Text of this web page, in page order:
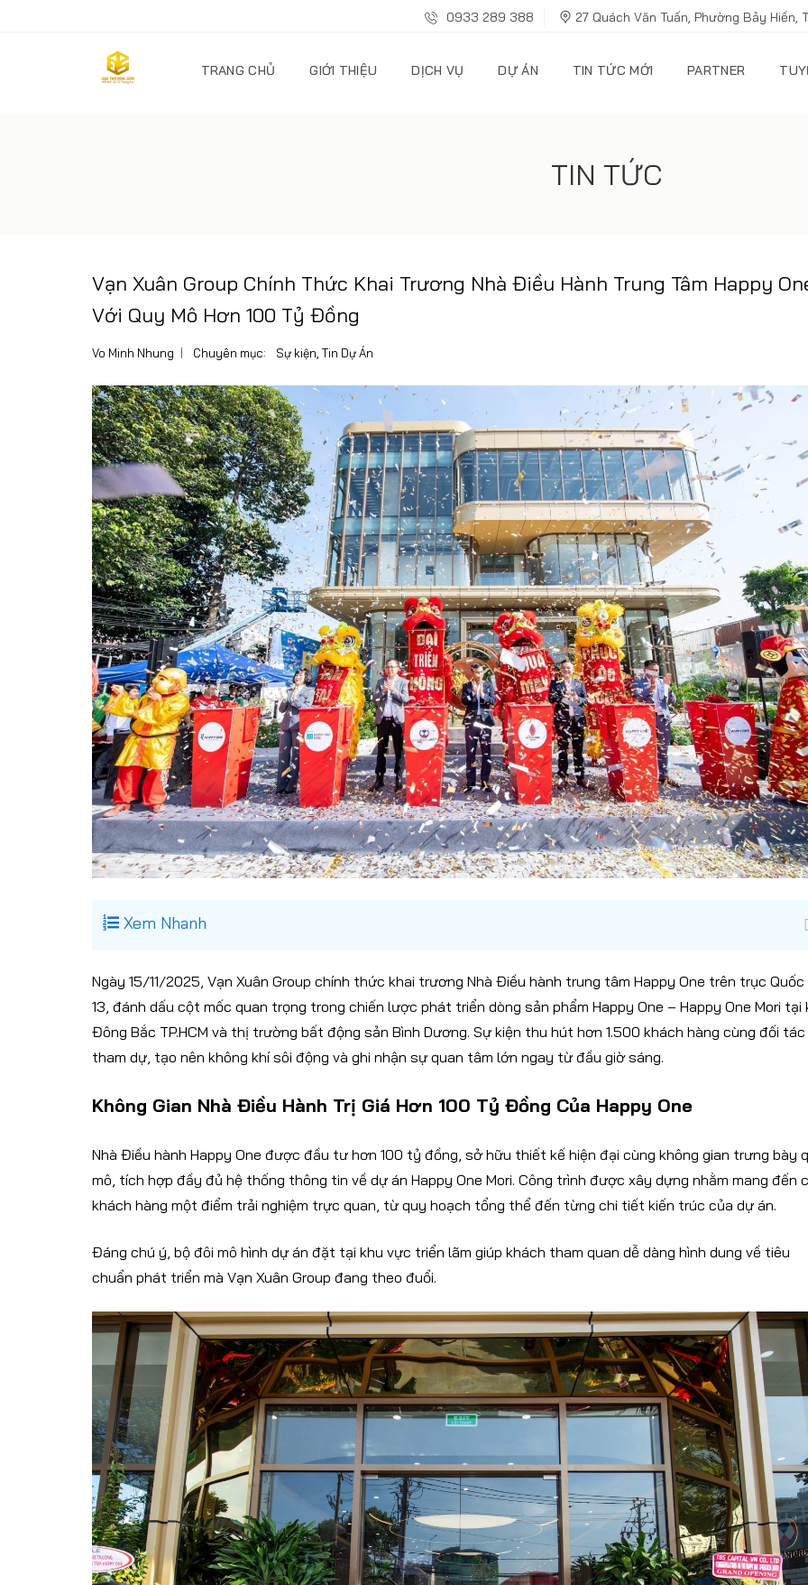
0933 289 388 27 Quách Văn Tuấn, Phường Bảy Hiền,
TRANG CHỦ GIỚI THIỆU DỊCH VỤ DỰ ÁN TIN TỨC MỚI PARTNER
TIN TỨC
Vạn Xuân Group Chính Thức Khai Trương Nhà Điều Hành Trung Tâm Happy
Với Quy Mô Hơn 100 Tỷ Đồng
Vo Minh Nhung Chuyên mục: Sự kiện Tin Dự Án
Xem Nhanh
Ngày 15/11/2025, Vạn Xuân Group chính thức khai trương Nhà Điều hành trung tâm Happy One trên trục Quốc
13, đánh dấu cột mốc quan trọng trong chiến lược phát triển dòng sản phẩm Happy One – Happy One Mori tại
Đông Bắc TP.HCM và thị trường bất động sản Bình Dương. Sự kiện thu hút hơn 1.500 khách hàng cùng đối tác
tham dự, tạo nên không khí sôi động và ghi nhận sự quan tâm lớn ngay từ đầu giờ sáng.
Không Gian Nhà Điều Hành Trị Giá Hơn 100 Tỷ Đồng Của Happy One
Nhà Điều hành Happy One được đầu tư hơn 100 tỷ đồng, sở hữu thiết kế hiện đại cùng không gian trưng bày
mô, tích hợp đầy đủ hệ thống thông tin về dự án Happy One Mori. Công trình được xây dựng nhằm mang đến
khách hàng một điểm trải nghiệm trực quan, từ quy hoạch tổng thể đến từng chi tiết kiến trúc của dự án.
Đáng chú ý, bộ đôi mô hình dự án đặt tại khu vực triển lãm giúp khách tham quan dễ dàng hình dung về tiêu
chuẩn phát triển mà Vạn Xuân Group đang theo đuổi.